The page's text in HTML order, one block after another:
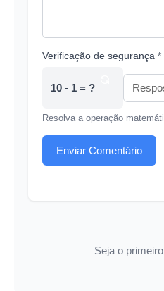
Verificação de segurança *
10 - 1 = ?
Resolva a operação
Enviar Comentário
Seja o